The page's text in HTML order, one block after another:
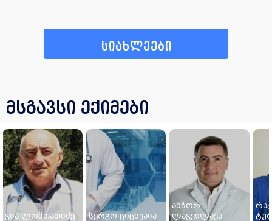
სიახლეები
მსგავსი ექიმები
გია ლომთათიძე სერგო ციცხვაია
ანზორ
ლაგვილავა